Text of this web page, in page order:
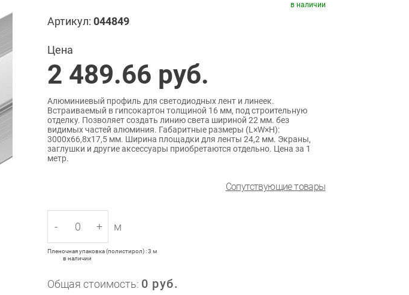
в наличии
Артикул: 044849
Цена
2 489.66 руб.
Алюминиевый профиль для светодиодных лент и линеек.
Встраиваемый в гипсокартон толщиной 16 мм, под строительную
отделку. Позволяет создать линию света шириной 22 мм. без
видимых частей алюминия. Габаритные размеры (L×W×H):
3000x66,8x17,5 мм. Ширина площадки для ленты 24,2 мм. Экраны,
заглушки и другие аксессуары приобретаются отдельно. Цена за 1
метр.
Сопутствующие товары
- + м
Пленочная упаковка (полистирол) : 3 м
в наличии
Общая стоимость: 0 руб.